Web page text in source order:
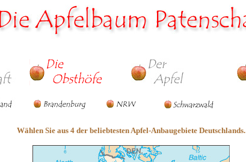
Wählen Sie aus 4 der beliebtesten Apfel-Anbaugebiete Deutschlands.